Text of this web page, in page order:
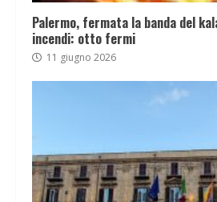
Palermo, fermata la banda del
incendi: otto fermi
11 giugno 2026